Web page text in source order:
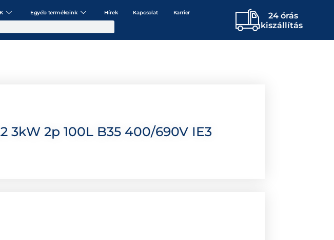
Egyéb termékeink Hírek Kapcsolat Karrier
24 órás
kiszállítás
3kW 2p 100L B35 400/690V IE3